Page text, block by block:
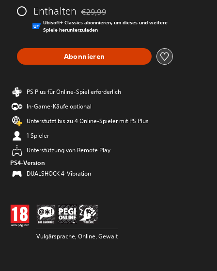
Enthalten Preisnachlass gegenüber dem
€29,99
Ubisoft+ Classics abonnieren, um dieses und weitere
Spiele herunterzuladen
Abonnieren
PS Plus für Online-Spiel erforderlich
In-Game-Käufe optional
Unterstützt bis zu 4 Online-Spieler mit PS Plus
1 Spieler
Unterstützung von Remote Play
PS4-Version
DUALSHOCK 4-Vibration
Vulgärsprache, Online, Gewalt